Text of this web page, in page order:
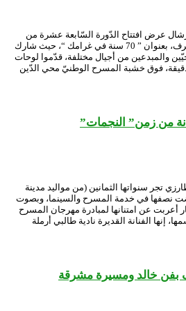
عرض افتتاح الدّورة السّابعة عشرة من
المهرجان الوطنيّ للمسرح المحترف، بعنوان ” 70 سنة في غرامك “، حيث شارك
والمبدعين من أجيال مختلفة، قدّموا لوحات
فوق خشبة المسرح الوطنيّ محي الدّين
من زمن” النجمات”
تجر سنواتها الثمانين (من مواليد مدينة
في 30 جويلية 1944) قضت نصفها في خدمة المسرح والسينما، وبصوت
أعربت عن امتنانها لمبادرة مهرجان المسرح
الذي تحمل دورته 17 اسمها، إنها الفنانة القديرة نادية طالبي أرملة
بفن خالد ومسيرة مشرقة